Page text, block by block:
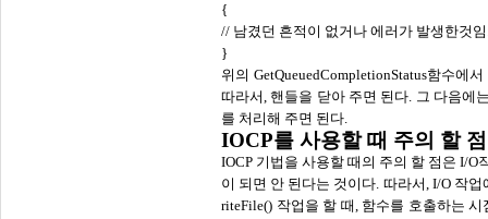
{
// 남겼던 흔적이 없거나 에러가 발생한것
}
위의 GetQueuedCompletionStatus함수에
따라서, 핸들을 닫아 주면 된다. 그 다음에
를 처리해 주면 된다.
IOCP를 사용할 때 주의 할 점
IOCP 기법을 사용할 때의 주의 할 점은 I/
이 되면 안 된다는 것이다. 따라서, I/O 작
riteFile() 작업을 할 때, 함수를 호출하는